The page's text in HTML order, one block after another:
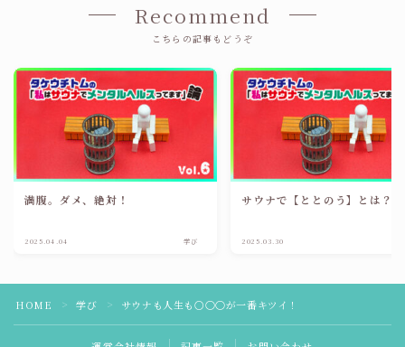
Recommend
こちらの記事もどうぞ
満腹。ダメ、絶対！
2025.04.04 学び
サウナで【ととのう】とは？
2025.03.30
HOME ＞ 学び ＞ サウナも人生も○〇〇が一番キツイ！